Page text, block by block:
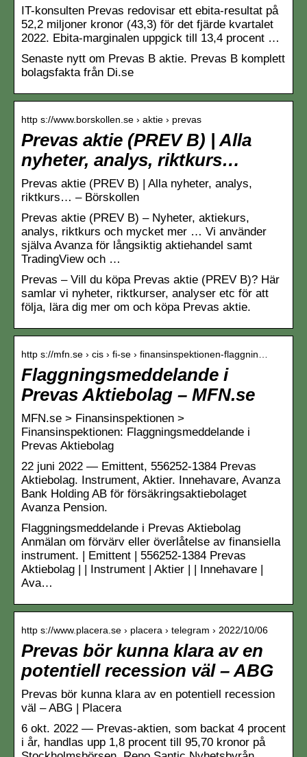
IT-konsulten Prevas redovisar ett ebita-resultat på
52,2 miljoner kronor (43,3) för det fjärde kvartalet
2022. Ebita-marginalen uppgick till 13,4 procent …
Senaste nytt om Prevas B aktie. Prevas B komplett
bolagsfakta från Di.se
http s://www.borskollen.se › aktie › prevas
Prevas aktie (PREV B) | Alla
nyheter, analys, riktkurs…
Prevas aktie (PREV B) | Alla nyheter, analys,
riktkurs… – Börskollen
Prevas aktie (PREV B) – Nyheter, aktiekurs,
analys, riktkurs och mycket mer … Vi använder
själva Avanza för långsiktig aktiehandel samt
TradingView och …
Prevas – Vill du köpa Prevas aktie (PREV B)? Här
samlar vi nyheter, riktkurser, analyser etc för att
följa, lära dig mer om och köpa Prevas aktie.
http s://mfn.se › cis › fi-se › finansinspektionen-flaggnin…
Flaggningsmeddelande i
Prevas Aktiebolag – MFN.se
MFN.se > Finansinspektionen >
Finansinspektionen: Flaggningsmeddelande i
Prevas Aktiebolag
22 juni 2022 — Emittent, 556252-1384 Prevas
Aktiebolag. Instrument, Aktier. Innehavare, Avanza
Bank Holding AB för försäkringsaktiebolaget
Avanza Pension.
Flaggningsmeddelande i Prevas Aktiebolag
Anmälan om förvärv eller överlåtelse av finansiella
instrument. | Emittent | 556252-1384 Prevas
Aktiebolag | | Instrument | Aktier | | Innehavare |
Ava…
http s://www.placera.se › placera › telegram › 2022/10/06
Prevas bör kunna klara av en
potentiell recession väl – ABG
Prevas bör kunna klara av en potentiell recession
väl – ABG | Placera
6 okt. 2022 — Prevas-aktien, som backat 4 procent
i år, handlas upp 1,8 procent till 95,70 kronor på